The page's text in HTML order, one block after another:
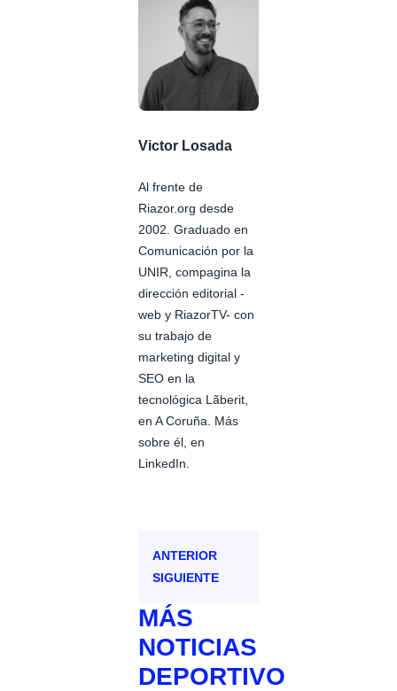
Victor Losada
Al frente de
Riazor.org desde
2002. Graduado en
Comunicación por la
UNIR, compagina la
dirección editorial -
web y RiazorTV- con
su trabajo de
marketing digital y
SEO en la
tecnológica Lãberit,
en A Coruña. Más
sobre él, en
LinkedIn.
ANTERIOR
SIGUIENTE
MÁS
NOTICIAS
DEPORTIVO